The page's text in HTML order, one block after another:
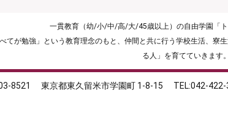
一貫教育（幼/小/中/高/大/45歳以上）の自由学園「
てが勉強」という教育理念のもと、仲間と共に行う学校生活、寮
る人」を育てていきます。
8521 東京都東久留米市学園町 1-8-15 TEL:042-422-